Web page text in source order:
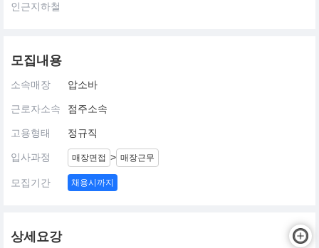
인근지하철
모집내용
소속매장 압소바
근로자소속 점주소속
고용형태 정규직
입사과정 매장면접 > 매장근무
모집기간 채용시까지
상세요강